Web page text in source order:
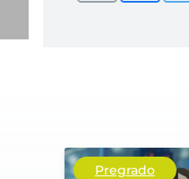
Pregrado